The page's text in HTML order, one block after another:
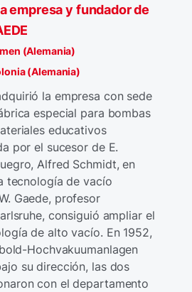
empresa y fundador de
(Alemania)
(Alemania)
la empresa con sede
especial para bombas
educativos
por el sucesor de E.
Alfred Schmidt, en
tecnología de vacío
Gaede, profesor
consiguió ampliar el
de alto vacío. En 1952,
Hochvakuumanlagen
su dirección, las dos
con el departamento